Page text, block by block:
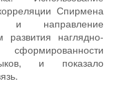
Спирмена
и направление
развития наглядно-
и показало